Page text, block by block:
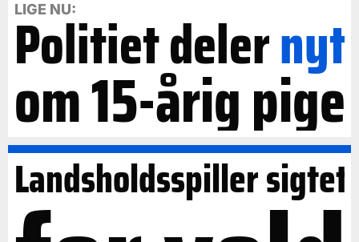
LIGE NU:
Politiet delernyt
om 15-årig pige
Landsholdsspiller sigtet